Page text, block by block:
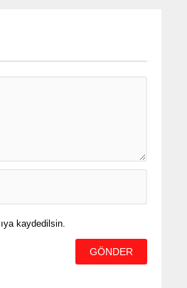
kişiye istihdam kapısı
kaydedilsin.